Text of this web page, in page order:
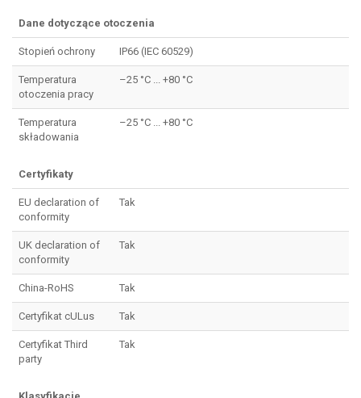
Dane dotyczące otoczenia
Stopień ochrony IP66 (IEC 60529)
Temperatura
otoczenia pracy
–25 °C ... +80 °C
Temperatura
składowania
–25 °C ... +80 °C
Certyfikaty
EU declaration of
conformity
Tak
UK declaration of
conformity
Tak
China-RoHS Tak
Certyfikat cULus Tak
Certyfikat Third
party
Tak